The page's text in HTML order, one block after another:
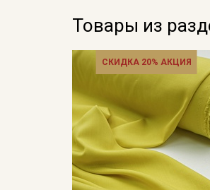
Товары из
СКИДКА 20% АКЦИЯ